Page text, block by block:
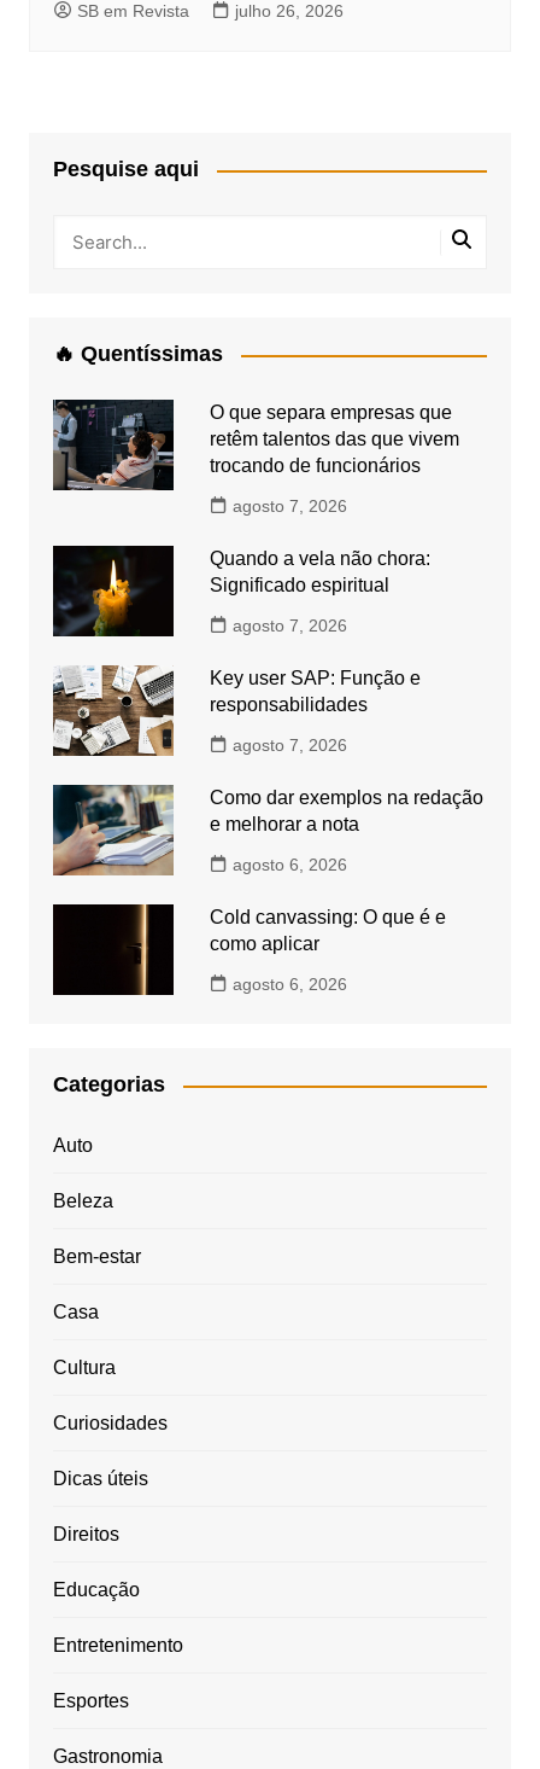
SB em Revista julho 26, 2026
Pesquise aqui
🔥 Quentíssimas
O que separa empresas que
retêm talentos das que vivem
trocando de funcionários
agosto 7, 2026
Quando a vela não chora:
Significado espiritual
agosto 7, 2026
Key user SAP: Função e
responsabilidades
agosto 7, 2026
Como dar exemplos na redação
e melhorar a nota
agosto 6, 2026
Cold canvassing: O que é e
como aplicar
agosto 6, 2026
Categorias
Auto
Beleza
Bem-estar
Casa
Cultura
Curiosidades
Dicas úteis
Direitos
Educação
Entretenimento
Esportes
Gastronomia